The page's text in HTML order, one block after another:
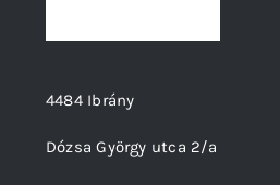
4484 Ibrány
Dózsa György utca 2/a